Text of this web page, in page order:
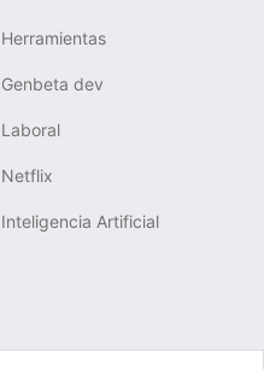
Herramientas
Genbeta dev
Laboral
Netflix
Inteligencia Artificial